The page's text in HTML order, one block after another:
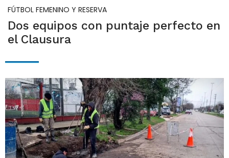
FÚTBOL FEMENINO Y RESERVA
Dos equipos con puntaje perfecto en
el Clausura